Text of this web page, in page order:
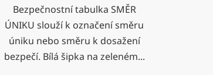
Bezpečnostní tabulka SMĚR
ÚNIKU slouží k označení směru
úniku nebo směru k dosažení
bezpečí. Bílá šipka na zeleném...